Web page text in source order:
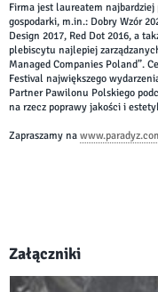
Firma jest laureatem
gospodarki, m.in.: Dobry Wzór
Design 2017, Red Dot 2016, a
plebiscytu najlepiej
Managed Companies Poland”.
Festival największego
Partner Pawilonu Polskiego
na rzecz poprawy jakości i
Zapraszamy na
Załączniki